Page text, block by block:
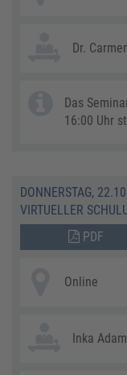
Dr.
Das
16:00 Uhr
DONNERSTAG,
VIRTUELLER
PDF
Online
Inka Adam